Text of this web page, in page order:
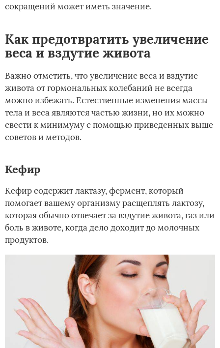
сокращений может иметь значение.
Как предотвратить увеличение
веса и вздутие живота
Важно отметить, что увеличение веса и вздутие
живота от гормональных колебаний не всегда
можно избежать. Естественные изменения массы
тела и веса являются частью жизни, но их можно
свести к минимуму с помощью приведенных выше
советов и методов.
Кефир
Кефир содержит лактазу, фермент, который
помогает вашему организму расщеплять лактозу,
которая обычно отвечает за вздутие живота, газ или
боль в животе, когда дело доходит до молочных
продуктов.